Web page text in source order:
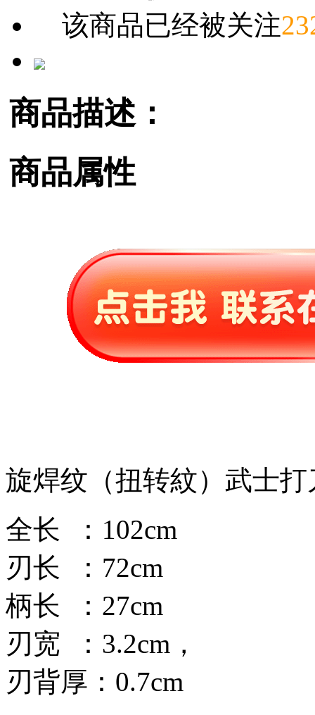
该商品已经被关注
商品描述：
商品属性
旋焊纹（扭转紋）武士打
全长 ：102cm
刃长 ：72cm
柄长 ：27cm
刃宽 ：3.2cm，
刃背厚：0.7cm